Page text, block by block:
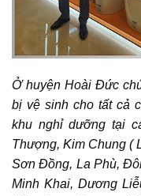
Ở huyện Hoài Đức
bị vệ sinh cho tất cả
khu nghỉ dưỡng tại
Thượng, Kim Chung (
Sơn Đồng, La Phù,
Minh Khai, Dương